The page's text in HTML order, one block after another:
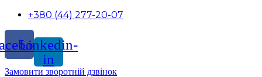
+380 (44) 277-20-07
Linkedin-
in
Замовити зворотній дзвінок